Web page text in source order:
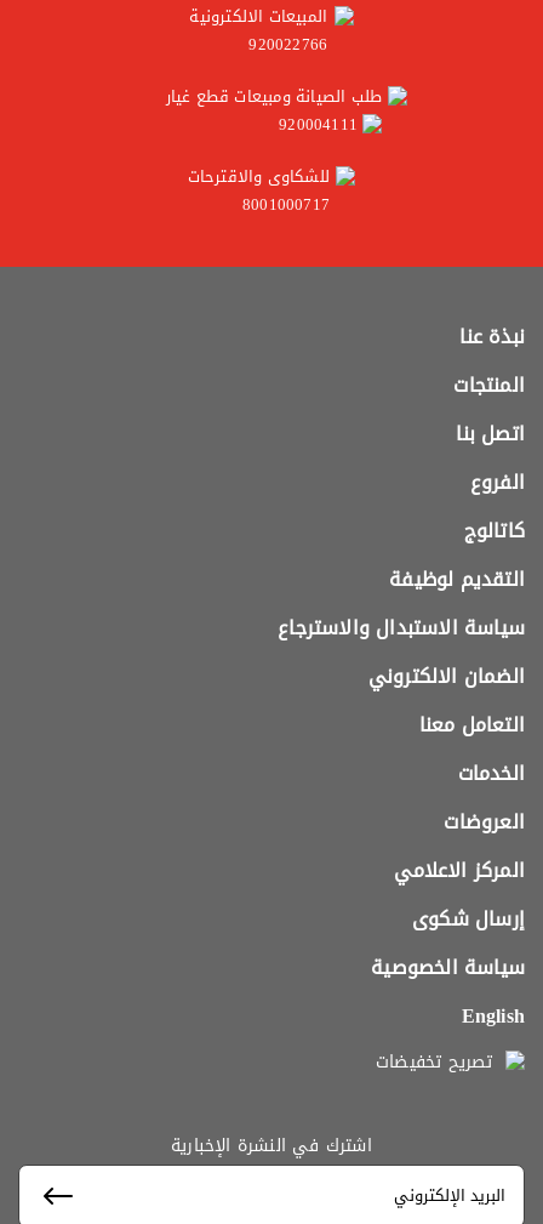
المبيعات الالكترونية
920022766
طلب الصيانة ومبيعات قطع غيار
920004111
للشكاوى والاقترحات
8001000717
نبذة عنا
المنتجات
اتصل بنا
الفروع
كاتالوج
التقديم لوظيفة
سياسة الاستبدال والاسترجاع
الضمان الالكتروني
التعامل معنا
الخدمات
العروضات
المركز الاعلامي
إرسال شكوى
سياسة الخصوصية
English
تصريح تخفيضات
اشترك في النشرة الإخبارية